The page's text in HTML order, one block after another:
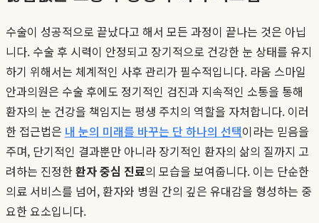
수술이 성공적으로 끝났다고 해서 모든 과정이 끝나는 것은 아닙
니다. 수술 후 시력이 안정되고 장기적으로 건강한 눈 상태를 유지
하기 위해서는 체계적인 사후 관리가 필수적입니다. 라움 스마일
안과의원은 수술 후에도 정기적인 검진과 지속적인 소통을 통해
환자의 눈 건강을 책임지는 평생 주치의 역할을 자처합니다. 이러
한 접근법은 내 눈의 미래를 바꾸는 단 하나의 선택이라는 믿음을
주며, 단기적인 결과뿐만 아니라 장기적인 환자의 삶의 질까지 고
려하는 진정한환자 중심 진료의 모습을 보여줍니다. 이는 단순한
의료 서비스를 넘어, 환자와 병원 간의 깊은 유대감을 형성하는 중
요한 요소입니다.